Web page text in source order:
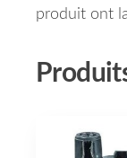
produit ont